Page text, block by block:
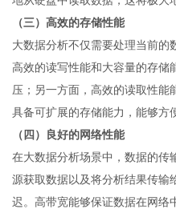
（三）高效的存储性能
大数据分析不仅需要处理当前的
高效的读写性能和大容量的存储
压；另一方面，高效的读取性能
具备可扩展的存储能力，能够方
（四）良好的网络性能
在大数据分析场景中，数据的传
源获取数据以及将分析结果传输
迟。高带宽能够保证数据在网络